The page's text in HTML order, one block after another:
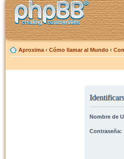
Aproxima ‹ Cómo llamar al Mundo ‹
Nombre de
Contraseña: